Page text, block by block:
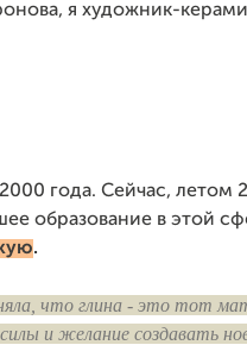
я художник-
года. Сейчас, летом
образование в этой
.
что глина - это тот
и желание создавать